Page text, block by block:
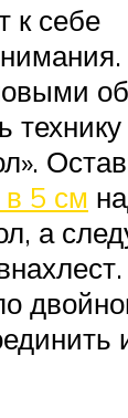
к себе
технику
в 5 см
а